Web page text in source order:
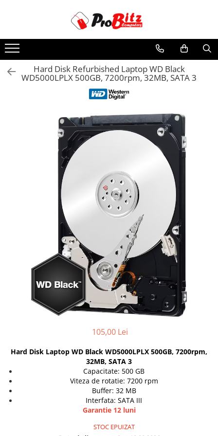
Laptopuri si accesorii
Laptopuri
Laptopuri Noi
Laptopuri Second-hand
Componente NOI Laptop
Hard Disk-uri laptop
Componente REFURBISHED Laptop
Hard Disk-uri Refurbished
Accesorii Laptop
Docking stations
Incarcatoare laptop
Incarcatoare laptop refurbished
Standuri și Coolere Laptop
Alte accesorii
Card reader
PC, Componente & Software
Calculatoare Mini NOI
Calculatoare SECOND-HAND
Calculatoare GAMING
Calculatoare REFURBISHED
Hard Disk Refurbished Laptop WD Black
WD5000LPLX 500GB, 7200rpm, 32MB, SATA 3
105,00 Lei
Hard Disk Laptop WD Black WD5000LPLX 500GB, 7200rpm,
32MB, SATA 3
Capacitate: 500 GB
Viteza de rotatie: 7200 rpm
Buffer: 32 MB
Interfata: SATA III
Garantie 12 luni
STOC EPUIZAT